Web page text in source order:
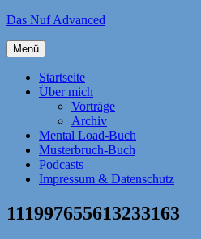
Zum
springen
Das Nuf Advanced
Menü
Startseite
Über mich
Vorträge
Archiv
Mental Load-Buch
Musterbruch-Buch
Podcasts
Impressum & Datenschutz
111997655613233163